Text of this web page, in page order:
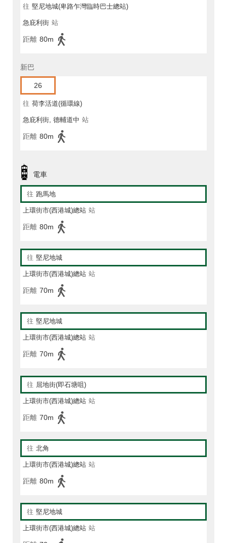
往 堅尼地城(卑路乍灣臨時巴士總站)
急庇利街 站
距離 80m
新巴
26
往 荷李活道(循環線)
急庇利街, 德輔道中 站
距離 80m
電車
往 跑馬地
上環街市(西港城)總站 站
距離 80m
往 堅尼地城
上環街市(西港城)總站 站
距離 70m
往 堅尼地城
上環街市(西港城)總站 站
距離 70m
往 屈地街(即石塘咀)
上環街市(西港城)總站 站
距離 70m
往 北角
上環街市(西港城)總站 站
距離 80m
往 堅尼地城
上環街市(西港城)總站 站